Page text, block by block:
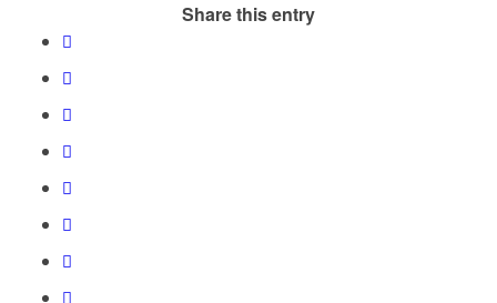
Share this entry